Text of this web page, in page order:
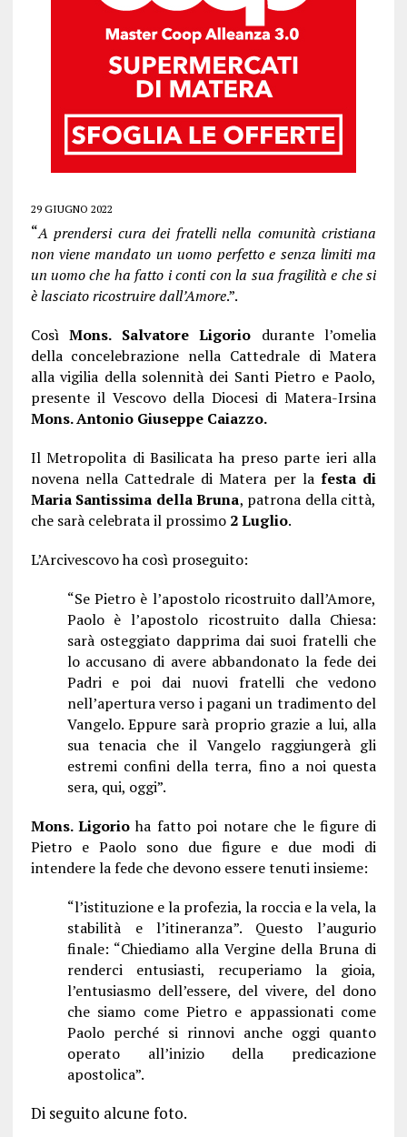
29 GIUGNO 2022
“A prendersi cura dei fratelli nella comunità cristiana
non viene mandato un uomo perfetto e senza limiti ma
un uomo che ha fatto i conti con la sua fragilità e che si
è lasciato ricostruire dall’Amore.”.
CosìMons. Salvatore Ligorio durante l’omelia
della concelebrazione nella Cattedrale di Matera
alla vigilia della solennità dei Santi Pietro e Paolo,
presente il Vescovo della Diocesi di Matera-Irsina
Mons. Antonio Giuseppe Caiazzo.
Il Metropolita di Basilicata ha preso parte ieri alla
novena nella Cattedrale di Matera per lafesta di
Maria Santissima della Bruna, patrona della città,
che sarà celebrata il prossimo 2 Luglio.
L’Arcivescovo ha così proseguito:
“Se Pietro è l’apostolo ricostruito dall’Amore,
Paolo è l’apostolo ricostruito dalla Chiesa:
sarà osteggiato dapprima dai suoi fratelli che
lo accusano di avere abbandonato la fede dei
Padri e poi dai nuovi fratelli che vedono
nell’apertura verso i pagani un tradimento del
Vangelo. Eppure sarà proprio grazie a lui, alla
sua tenacia che il Vangelo raggiungerà gli
estremi confini della terra, fino a noi questa
sera, qui, oggi”.
Mons. Ligorio ha fatto poi notare che le figure di
Pietro e Paolo sono due figure e due modi di
intendere la fede che devono essere tenuti insieme:
“l’istituzione e la profezia, la roccia e la vela, la
stabilità e l’itineranza”. Questo l’augurio
finale: “Chiediamo alla Vergine della Bruna di
renderci entusiasti, recuperiamo la gioia,
l’entusiasmo dell’essere, del vivere, del dono
che siamo come Pietro e appassionati come
Paolo perché si rinnovi anche oggi quanto
operato all’inizio della predicazione
apostolica”.
Di seguito alcune foto.